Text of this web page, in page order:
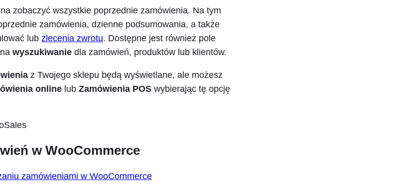
zobaczyć wszystkie poprzednie zamówienia. Na tym
zamówienia, dzienne podsumowania, a także
lub zlecenia zwrotu. Dostępne jest również pole
wyszukiwanie dla zamówień, produktów lub klientów.
z Twojego sklepu będą wyświetlane, ale możesz
online lub Zamówienia POS wybierając tę opcję
w WooCommerce
zamówieniami w WooCommerce